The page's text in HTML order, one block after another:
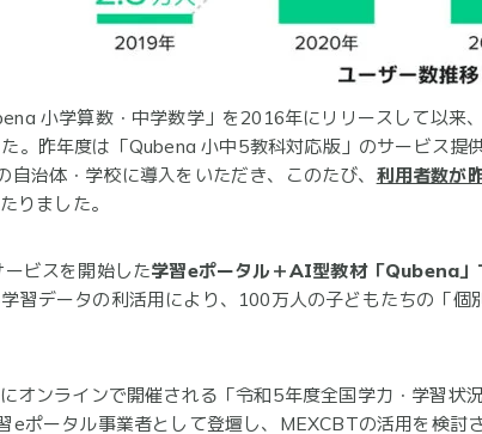
小学算数・中学数学」を2016年にリリースして以来
。昨年度は「Qubena 小中5教科対応版」のサービス提
治体・学校に導入をいただき、このたび、 利用者数が
りました。
ビスを開始した学習eポータル＋AI型教材「Qubena
習データの利活用により、100万人の子どもたちの「個
オンラインで開催される「令和5年度全国学力・学習状
eポータル事業者として登壇し、MEXCBTの活用を検討